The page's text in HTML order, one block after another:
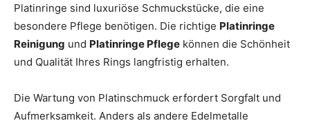
Platinringe sind luxuriöse Schmuckstücke, die eine
besondere Pflege benötigen. Die richtige Platinringe
Reinigung und Platinringe Pflege können die Schönheit
und Qualität Ihres Rings langfristig erhalten.
Die Wartung von Platinschmuck erfordert Sorgfalt und
Aufmerksamkeit. Anders als andere Edelmetalle